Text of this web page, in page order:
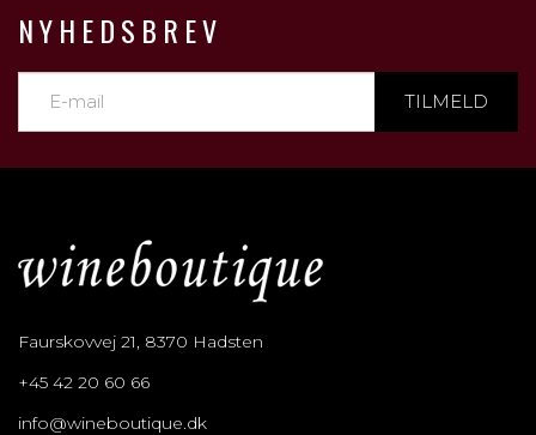
NYHEDSBREV
TILMELD
Faurskovvej 21, 8370 Hadsten
+45 42 20 60 66
info@wineboutique.dk